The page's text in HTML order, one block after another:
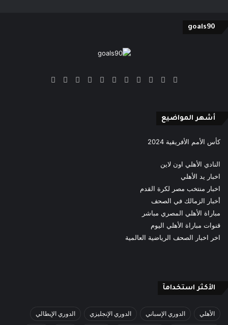
goals90
فيسبوك
‫X بينتيريست
‫YouTube انستقرام‫TikTokملخصGoogle
أشهر المواضيع
كأس الأمم الأفريقية 2024
النادي الأهلي اون لاين
اخبار يد الأهلي
اخبار منتخب مصر لكرة القدم
أخبار الزمالك في الصحف
مباراة الأهلي المصري مباشر
قنوات مباراة الأهلي اليوم
اخر اخبار الصحف الرياضية العالمية
الأكثر استخدامآ
الأهلي الدوري الإسباني الدوري الإنجليزي الدوري الإيطالي